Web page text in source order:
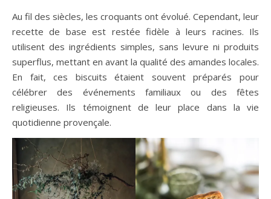
Au fil des siècles, les croquants ont évolué. Cependant, leur
recette de base est restée fidèle à leurs racines. Ils
utilisent des ingrédients simples, sans levure ni produits
superflus, mettant en avant la qualité des amandes locales.
En fait, ces biscuits étaient souvent préparés pour
célébrer des événements familiaux ou des fêtes
religieuses. Ils témoignent de leur place dans la vie
quotidienne provençale.